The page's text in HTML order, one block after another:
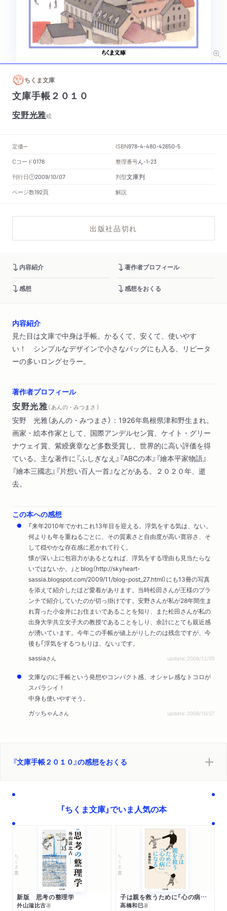
ちくま文庫
文庫手帳２０１０
安野光雅絵
定価-- ISBN978-4-480-42650-5
Cコード0178 整理番号ん-1-23
刊行日 2009/10/07 判型文庫判
ページ数192頁 解説
出版社品切れ
内容紹介 著作者プロフィール
感想 感想をおくる
内容紹介
見た目は文庫で中身は手帳。かるくて、安くて、使いやす
い！ シンプルなデザインで小さなバッグにも入る、リピータ
ーの多いロングセラー。
著作者プロフィール
安野光雅（ あんの・みつまさ ）
安野 光雅（あんの・みつまさ）：1926年島根県津和野生まれ。
画家・絵本作家として、国際アンデルセン賞、ケイト・グリー
ナウェイ賞、紫綬褒章など多数受賞し、世界的に高い評価を得
ている。主な著作に『ふしぎなえ』『ABCの本』『繪本平家物語』
『繪本三國志』『片想い百人一首』などがある。２０２０年、逝
去。
この本への感想
「来年2010年でかれこれ13年目を迎える。浮気をする気は、ない。
何よりも年を重ねるごとに、その質素さと自由度が高い寛容さ、そ
して穏やかな存在感に惹かれて行く。
懐が深い上に包容力があるとなれば、浮気をする理由も見当たらな
いではないか。」とblog（http://skyheart-
sassia.blogspot.com/2009/11/blog-post_27.html）にも13冊の写真
を添えて紹介したほど愛着があります。当時松田さんが王様のブラ
ンチで紹介していたのが切っ掛けです。安野さんが私が28年間生ま
れ育った小金井にお住まいであることを知り、また松田さんが私の
出身大学共立女子大の教授であることをしり、余計にとても親近感
が湧いています。今年この手帳が値上がりしたのは残念ですが、今
後も「浮気をするつもりは、ない」です。
sassiaさん update: 2009/12/05
文庫なのに手帳という発想やコンパクト感、オシャレ感なトコロが
スバラシイ！
中身も使いやすそう。
ガッちゃんさん update: 2009/10/27
『文庫手帳２０１０』の感想をおくる
「ちくま文庫」でいま人気の本
ちくま文庫
新版 思考の整理学
外山滋比古著
ちくま文庫
子は親を救うために「心の病」になる
高橋和巳著